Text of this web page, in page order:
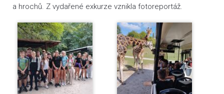
a hrochů. Z vydařené exkurze vznikla fotoreportáž.